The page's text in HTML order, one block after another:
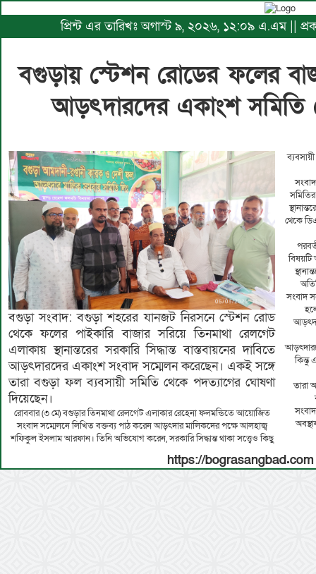
প্রিন্ট এর তারিখঃ অগাস্ট ৯, ২০২৬, ১২:০৯ এ.এম ||
বগুড়ায় স্টেশন রোডের ফলের
আড়ৎদারদের একাংশ সমিতি
বগুড়া সংবাদ: বগুড়া শহরের যানজট নিরসনে স্টেশন রোড
থেকে ফলের পাইকারি বাজার সরিয়ে তিনমাথা রেলগেট
এলাকায় স্থানান্তরের সরকারি সিদ্ধান্ত বাস্তবায়নের দাবিতে
আড়ৎদারদের একাংশ সংবাদ সম্মেলন করেছেন। একই সঙ্গে
তারা বগুড়া ফল ব্যবসায়ী সমিতি থেকে পদত্যাগের ঘোষণা
দিয়েছেন।
রোববার (৩ মে) বগুড়ার তিনমাথা রেলগেট এলাকার রেহেনা ফলমন্ডিতে আয়োজিত
সংবাদ সম্মেলনে লিখিত বক্তব্য পাঠ করেন আড়ৎদার মালিকদের পক্ষে আলহাজ্ব
শফিকুল ইসলাম আরফান। তিনি অভিযোগ করেন, সরকারি সিদ্ধান্ত থাকা সত্ত্বেও কিছু
থেকে
সংবাদ
কিন্তু
তারা
https://